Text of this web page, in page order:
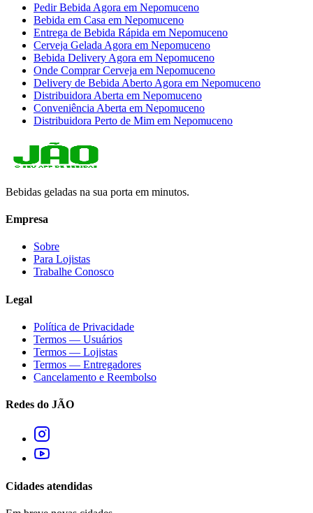
Pedir Bebida Agora em Nepomuceno
Bebida em Casa em Nepomuceno
Entrega de Bebida Rápida em Nepomuceno
Cerveja Gelada Agora em Nepomuceno
Bebida Delivery Agora em Nepomuceno
Onde Comprar Cerveja em Nepomuceno
Delivery de Bebida Aberto Agora em Nepomuceno
Distribuidora Aberta em Nepomuceno
Conveniência Aberta em Nepomuceno
Distribuidora Perto de Mim em Nepomuceno
Bebidas geladas na sua porta em minutos.
Empresa
Sobre
Para Lojistas
Trabalhe Conosco
Legal
Política de Privacidade
Termos — Usuários
Termos — Lojistas
Termos — Entregadores
Cancelamento e Reembolso
Redes do JÃO
Cidades atendidas